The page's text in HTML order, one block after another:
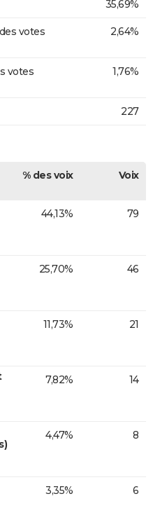
35,69%
votes
2,64%
votes
1,76%
227
% des voix Voix
44,13% 79
25,70% 46
11,73% 21
7,82% 14
4,47% 8
3,35% 6